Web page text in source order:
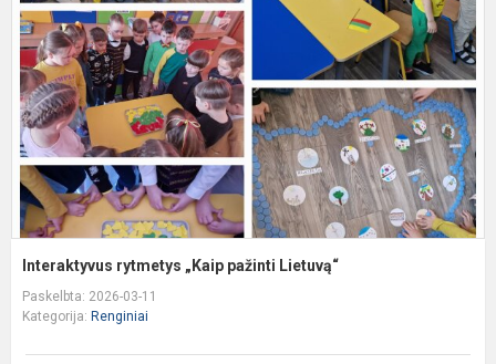
Interaktyvus rytmetys „Kaip pažinti Lietuvą“
Paskelbta: 2026-03-11
Kategorija: Renginiai